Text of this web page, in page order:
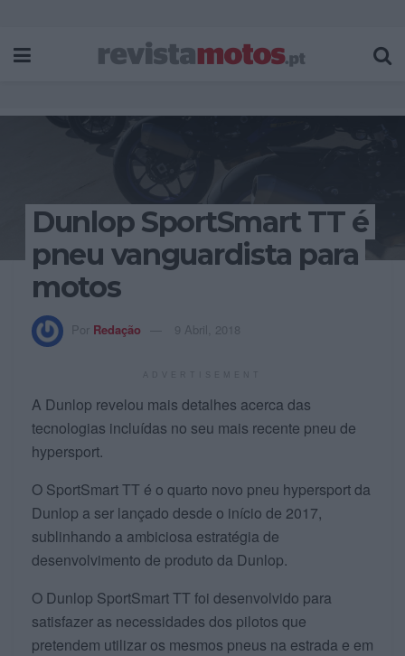
Dunlop SportSmart TT é
pneu vanguardista para
motos
Por Redação 9 Abril, 2018
A Dunlop revelou mais detalhes acerca das
tecnologias incluídas no seu mais recente pneu de
hypersport.
O SportSmart TT é o quarto novo pneu hypersport da
Dunlop a ser lançado desde o início de 2017,
sublinhando a ambiciosa estratégia de
desenvolvimento de produto da Dunlop.
O Dunlop SportSmart TT foi desenvolvido para
satisfazer as necessidades dos pilotos que
pretendem utilizar os mesmos pneus na estrada e em